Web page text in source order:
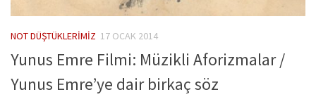
NOT DÜŞTÜKLERIMIZ 17 OCAK 2014
Yunus Emre Filmi: Müzikli Aforizmalar /
Yunus Emre’ye dair birkaç söz